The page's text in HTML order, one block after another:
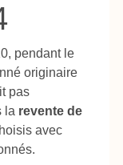
pendant le
originaire
pas
la revente de
avec